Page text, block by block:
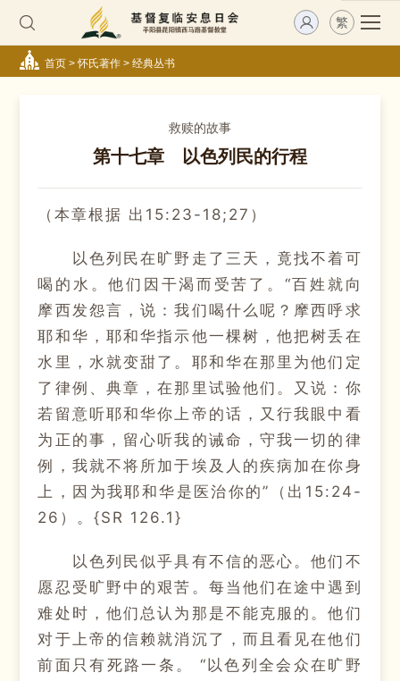
繁
首页>怀氏著作> 经典丛书
救赎的故事
第十七章 以色列民的行程
（本章根据 出15:23-18;27）
以色列民在旷野走了三天，竟找不着可
喝的水。他们因干渴而受苦了。“百姓就向
摩西发怨言，说：我们喝什么呢？摩西呼求
耶和华，耶和华指示他一棵树，他把树丢在
水里，水就变甜了。耶和华在那里为他们定
了律例、典章，在那里试验他们。又说：你
若留意听耶和华你上帝的话，又行我眼中看
为正的事，留心听我的诫命，守我一切的律
例，我就不将所加于埃及人的疾病加在你身
上，因为我耶和华是医治你的”（出15:24-
26）。{SR 126.1}
以色列民似乎具有不信的恶心。他们不
愿忍受旷野中的艰苦。每当他们在途中遇到
难处时，他们总认为那是不能克服的。他们
对于上帝的信赖就消沉了，而且看见在他们
前面只有死路一条。 “以色列全会众在旷野